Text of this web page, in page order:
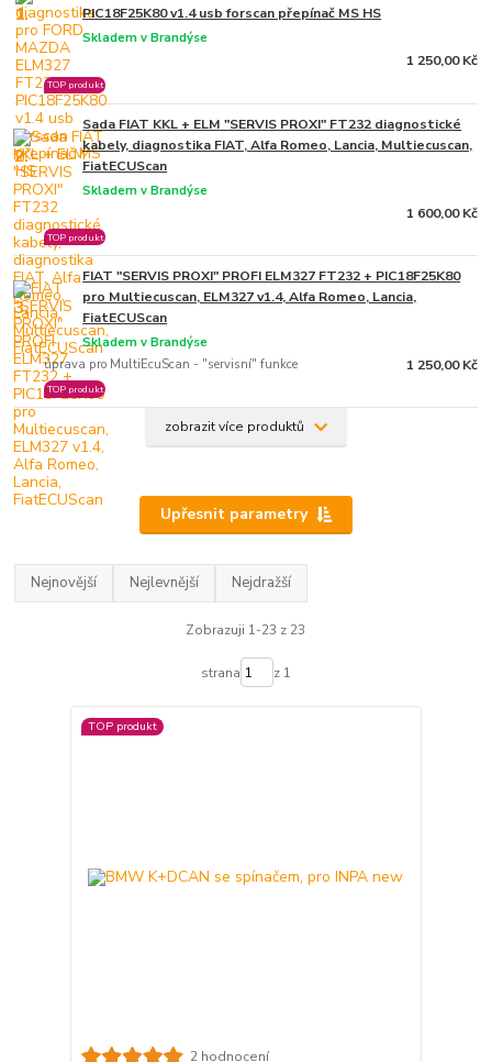
1.
PIC18F25K80 v1.4 usb forscan přepínač MS HS
Skladem v Brandýse
TOP produkt
1 250,00 Kč
2.
Sada FIAT KKL + ELM "SERVIS PROXI" FT232 diagnostické
kabely, diagnostika FIAT, Alfa Romeo, Lancia, Multiecuscan,
FiatECUScan
Skladem v Brandýse
TOP produkt
1 600,00 Kč
3.
FIAT "SERVIS PROXI" PROFI ELM327 FT232 + PIC18F25K80
pro Multiecuscan, ELM327 v1.4, Alfa Romeo, Lancia,
FiatECUScan
úprava pro MultiEcuScan - "servisní" funkce
Skladem v Brandýse
TOP produkt
1 250,00 Kč
zobrazit více produktů
Upřesnit parametry
Nejnovější Nejlevnější Nejdražší
Zobrazuji 1-23 z 23
strana z 1
TOP produkt
2 hodnocení